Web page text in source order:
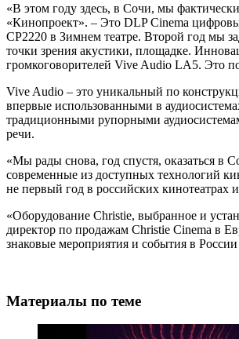
«В этом году здесь, в Сочи, мы
«Кинопроект». – Это DLP Cinema
CP2220 в Зимнем театре. Второй год мы
точки зрения акустики, площадке.
громкоговорителей Vive Audio LA5. Это
Vive Audio – это уникальный по
впервые использованными в
традиционными рупорными
речи.
«Мы рады снова, год спустя, оказаться в
современные из доступных технологий
не первый год в российских
«Оборудование Christie, выбранное и
директор по продажам Christie Cinema в
знаковые мероприятия и события в
Материалы по теме